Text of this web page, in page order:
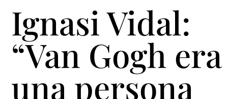
Ignasi Vidal:
“Van Gogh era
una persona